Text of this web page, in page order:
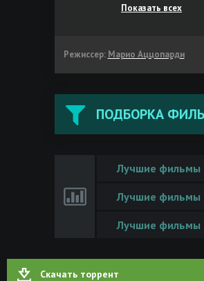
Показать всех
Режиссер: Марио Аццопарди
ПОДБОРКА
Лучшие фильмы
Лучшие фильмы
Лучшие фильмы
Скачать торрент